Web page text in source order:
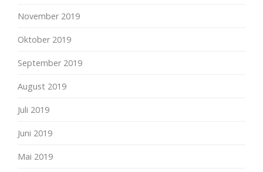
November 2019
Oktober 2019
September 2019
August 2019
Juli 2019
Juni 2019
Mai 2019